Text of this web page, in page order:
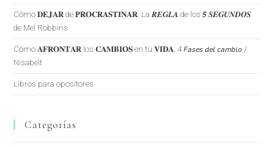
Cómo 𝐃𝐄𝐉𝐀𝐑 de 𝐏𝐑𝐎𝐂𝐑𝐀𝐒𝐓𝐈𝐍𝐀𝐑. La 𝑹𝑬𝑮𝑳𝑨 de los 𝟓 𝑺𝑬𝑮𝑼𝑵𝑫𝑶𝑺
de Mel Robbins
Cómo 𝐀𝐅𝐑𝐎𝐍𝐓𝐀𝐑 los 𝐂𝐀𝐌𝐁𝐈𝐎𝐒 en tu 𝐕𝐈𝐃𝐀. 4 𝘍𝘢𝘴𝘦𝘴 𝘥𝘦𝘭 𝘤𝘢𝘮𝘣𝘪𝘰 /
Nisabelt
Libros para opositores
Categorías